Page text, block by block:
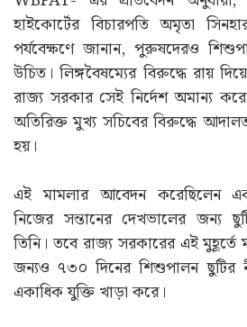
হাইকোর্টের বিচারপতি অমৃতা
পর্যবেক্ষণে জানান, পুরুষদেরও
উচিত। লিঙ্গবৈষম্যের বিরুদ্ধে রায়
রাজ্য সরকার সেই নির্দেশ অমান্য
অতিরিক্ত মুখ্য সচিবের বিরুদ্ধে
হয়।
এই মামলার আবেদন করেছিলেন
নিজের সন্তানের দেখভালের জন্য
তিনি। তবে রাজ্য সরকারের এই মুহূর্তে
জন্যও ৭৩০ দিনের শিশুপালন ছুটির
একাধিক যুক্তি খাড়া করে।